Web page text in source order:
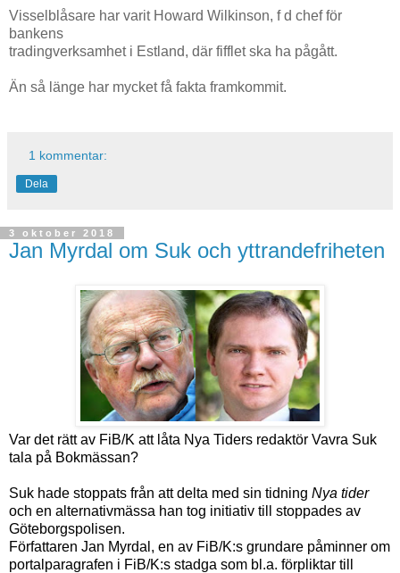
Visselblåsare har varit Howard Wilkinson, f d chef för
bankens
tradingverksamhet i Estland, där fifflet ska ha pågått.
Än så länge har mycket få fakta framkommit.
1 kommentar:
Dela
3 oktober 2018
Jan Myrdal om Suk och yttrandefriheten
Var det rätt av FiB/K att låta Nya Tiders redaktör Vavra Suk
tala på Bokmässan?
Suk hade stoppats från att delta med sin tidning Nya tider
och en alternativmässa han tog initiativ till stoppades av
Göteborgspolisen.
Författaren Jan Myrdal, en av FiB/K:s grundare påminner om
portalparagrafen i FiB/K:s stadga som bl.a. förpliktar till